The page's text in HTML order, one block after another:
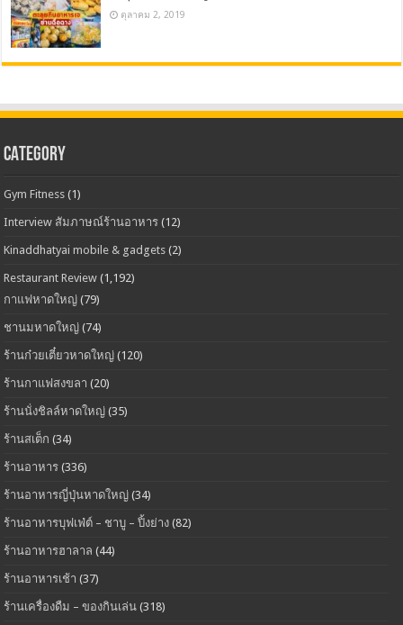
ตุลาคม 2, 2019
CATEGORY
Gym Fitness (1)
Interview สัมภาษณ์ร้านอาหาร (12)
Kinaddhatyai mobile & gadgets (2)
Restaurant Review (1,192)
กาแฟหาดใหญ่ (79)
ชานมหาดใหญ่ (74)
ร้านก๋วยเตี๋ยวหาดใหญ่ (120)
ร้านกาแฟสงขลา (20)
ร้านนั่งชิลล์หาดใหญ่ (35)
ร้านสเต็ก (34)
ร้านอาหาร (336)
ร้านอาหารญี่ปุ่นหาดใหญ่ (34)
ร้านอาหารบุฟเฟ่ต์ – ชาบู – ปิ้งย่าง (82)
ร้านอาหารฮาลาล (44)
ร้านอาหารเช้า (37)
ร้านเครื่องดืม – ของกินเล่น (318)